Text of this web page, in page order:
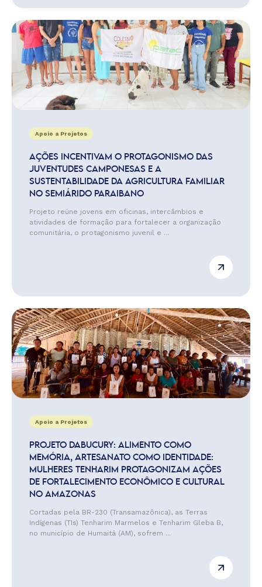
Apoio a Projetos
AÇÕES INCENTIVAM O PROTAGONISMO DAS
JUVENTUDES CAMPONESAS E A
SUSTENTABILIDADE DA AGRICULTURA FAMILIAR
NO SEMIÁRIDO PARAIBANO
Projeto reúne jovens em oficinas, intercâmbios e
atividades de formação para fortalecer a organização
comunitária, o protagonismo juvenil e ...
Apoio a Projetos
PROJETO DABUCURY: ALIMENTO COMO
MEMÓRIA, ARTESANATO COMO IDENTIDADE:
MULHERES TENHARIM PROTAGONIZAM AÇÕES
DE FORTALECIMENTO ECONÔMICO E CULTURAL
NO AMAZONAS
Cortadas pela BR-230 (Transamazônica), as Terras
Indígenas (TIs) Tenharim Marmelos e Tenharim Gleba B,
no município de Humaitá (AM), sofrem ...